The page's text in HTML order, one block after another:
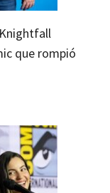
que rompió